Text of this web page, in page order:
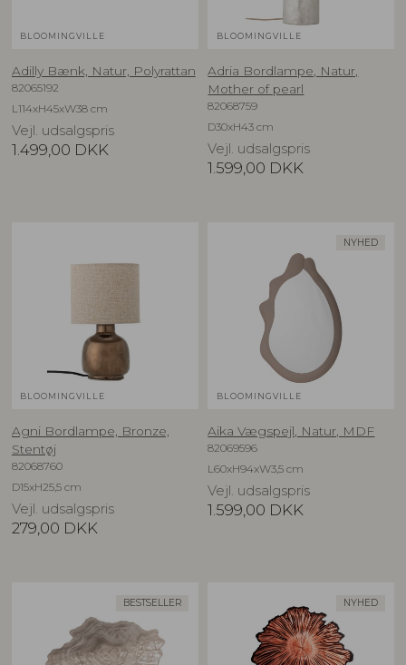
BLOOMINGVILLE
Adilly Bænk, Natur, Polyrattan
82065192
L114xH45xW38 cm
Vejl. udsalgspris
1.499,00 DKK
BLOOMINGVILLE
Adria Bordlampe, Natur,
Mother of pearl
82068759
D30xH43 cm
Vejl. udsalgspris
1.599,00 DKK
BLOOMINGVILLE
Agni Bordlampe, Bronze,
Stentøj
82068760
D15xH25,5 cm
Vejl. udsalgspris
279,00 DKK
NYHED
BLOOMINGVILLE
Aika Vægspejl, Natur, MDF
82069596
L60xH94xW3,5 cm
Vejl. udsalgspris
1.599,00 DKK
BESTSELLER NYHED